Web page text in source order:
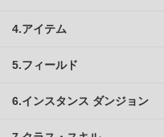
4.アイテム
5.フィールド
6.インスタンス ダンジョン